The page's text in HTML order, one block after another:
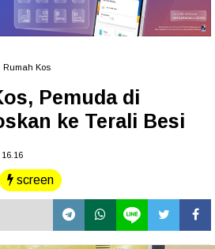
Rumah Kos
Pemuda di
ke Terali Besi
screen